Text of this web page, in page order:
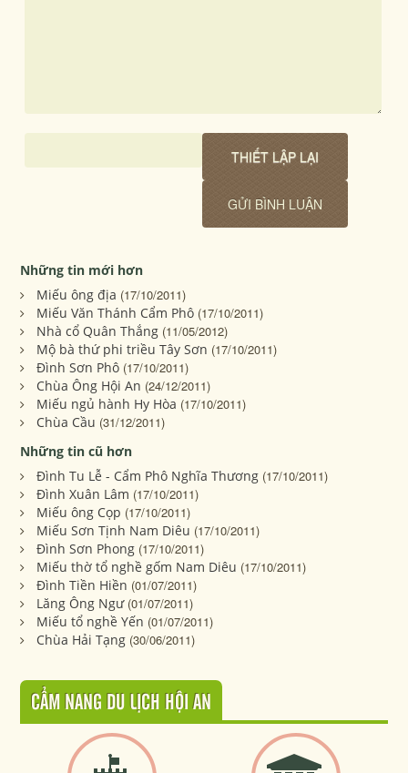
Những tin mới hơn
Miếu ông địa (17/10/2011)
Miếu Văn Thánh Cẩm Phô (17/10/2011)
Nhà cổ Quân Thắng (11/05/2012)
Mộ bà thứ phi triều Tây Sơn (17/10/2011)
Đình Sơn Phô (17/10/2011)
Chùa Ông Hội An (24/12/2011)
Miếu ngủ hành Hy Hòa (17/10/2011)
Chùa Cầu (31/12/2011)
Những tin cũ hơn
Đình Tu Lễ - Cẩm Phô Nghĩa Thương (17/10/2011)
Đình Xuân Lâm (17/10/2011)
Miếu ông Cọp (17/10/2011)
Miếu Sơn Tịnh Nam Diêu (17/10/2011)
Đình Sơn Phong (17/10/2011)
Miếu thờ tổ nghề gốm Nam Diêu (17/10/2011)
Đình Tiền Hiền (01/07/2011)
Lăng Ông Ngư (01/07/2011)
Miếu tổ nghề Yến (01/07/2011)
Chùa Hải Tạng (30/06/2011)
CẨM NANG DU LỊCH HỘI AN